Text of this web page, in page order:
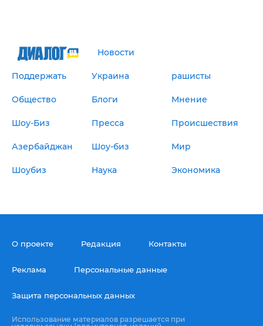
Новости
Поддержать Украина рашисты
Общество Блоги Мнение
Шоу-Биз Пресса Происшествия
Азербайджан Шоу-биз Мир
Шоубиз Наука Экономика
О проекте Редакция Контакты
Реклама Персональные данные
Защита персональных данных
Использование материалов разрешается при